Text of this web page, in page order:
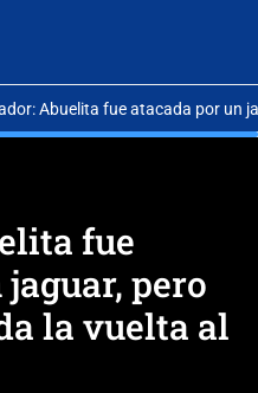
Abuelita fue atacada por un
fue
pero
la vuelta al